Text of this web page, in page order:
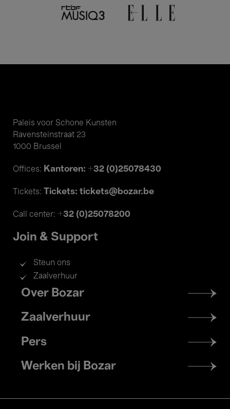
Paleis voor Schone Kunsten
Ravensteinstraat 23
1000 Brussel
Offices: Kantoren: +32 (0)25078430
Tickets: Tickets: tickets@bozar.be
Call center: +32 (0)25078200
Join & Support
Steun ons
Zaalverhuur
Footer
menu
Over Bozar
Zaalverhuur
Pers
Werken bij Bozar